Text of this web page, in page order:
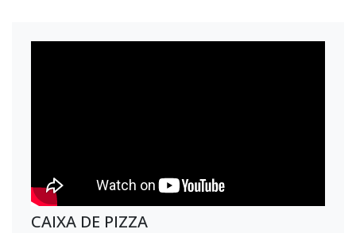
CAIXA DE PIZZA